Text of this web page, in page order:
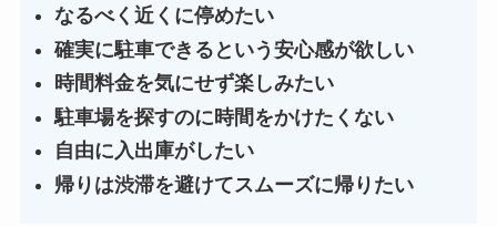
なるべく近くに停めたい
確実に駐車できるという安心感が欲しい
時間料金を気にせず楽しみたい
駐車場を探すのに時間をかけたくない
自由に入出庫がしたい
帰りは渋滞を避けてスムーズに帰りたい